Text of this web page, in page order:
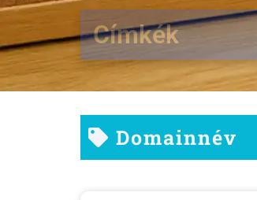
Címkék
Domainnév